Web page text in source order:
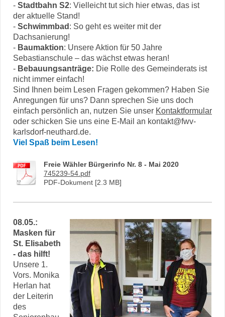
- Stadtbahn S2: Vielleicht tut sich hier etwas, das ist
der aktuelle Stand!
- Schwimmbad : So geht es weiter mit der
Dachsanierung!
- Baumaktion: Unsere Aktion für 50 Jahre
Sebastianschule – das wächst etwas heran!
- Bebauungsanträge: Die Rolle des Gemeinderats ist
nicht immer einfach!
Sind Ihnen beim Lesen Fragen gekommen? Haben Sie
Anregungen für uns? Dann sprechen Sie uns doch
einfach persönlich an, nutzen Sie unser Kontaktformular
oder schicken Sie uns eine E-Mail an kontakt@fwv-
karlsdorf-neuthard.de.
Viel Spaß beim Lesen!
Freie Wähler Bürgerinfo Nr. 8 - Mai 2020
745239-54.pdf
PDF-Dokument [2.3 MB]
08.05.:
Masken für
St. Elisabeth
- das hilft!
Unsere 1.
Vors. Monika
Herlan hat
der Leiterin
des